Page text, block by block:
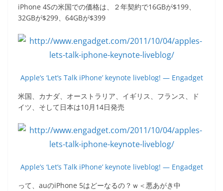
iPhone 4Sの米国での価格は、２年契約で16GBが$199、
32GBが$299、64GBが$399
Apple’s ‘Let’s Talk iPhone’ keynote liveblog! — Engadget
米国、カナダ、オーストラリア、イギリス、フランス、ド
イツ、そして日本は10月14日発売
Apple’s ‘Let’s Talk iPhone’ keynote liveblog! — Engadget
って、auのiPhone 5はどーなるの？ｗ＜悪あがき中